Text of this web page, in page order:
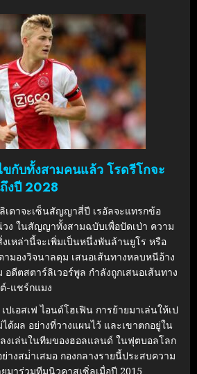
ขกับทั้งสามคนแล้ว โรดรีโกจะ
งปี 2028
ตาจะเซ็นสัญญาสี่ปี เรอัลจะแทรกข้อ
ในสัญญาทั้งสามฉบับเพื่อปัดเป่า ความ
เหล่านี้จะเพิ่มเป็นหนึ่งพันล้านยูโร หรือ
มองวิจนาลดุม เสนอเส้นทางหลบหนีอ้าง
ดีตสตาร์ลิเวอร์พูล กําลังถูกเสนอเส้นทาง
-แชร์กแมง
ปเอสเฟ ไอนด์โฮเฟิน การย้ายมาเล่นให้เป
ด้ผล อย่างที่วางแผนไว้ และเขาตกอยู่ใน
งเล่นในทีมของฮอลแลนด์ ในฟุตบอลโลก
ย่างสม่ําเสมอ กองกลางรายนี้ประสบความ
มาร่วมทีมนิวคาสเซิ่ลเมื่อปี 2015